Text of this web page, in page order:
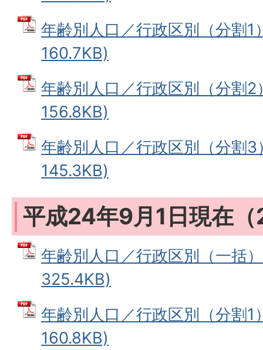
年齢別人口／行政区別（分割
160.7KB)
年齢別人口／行政区別（分割
156.8KB)
年齢別人口／行政区別（分割
145.3KB)
平成24年9月1日現在
年齢別人口／行政区別（一括
325.4KB)
年齢別人口／行政区別（分割
160.8KB)